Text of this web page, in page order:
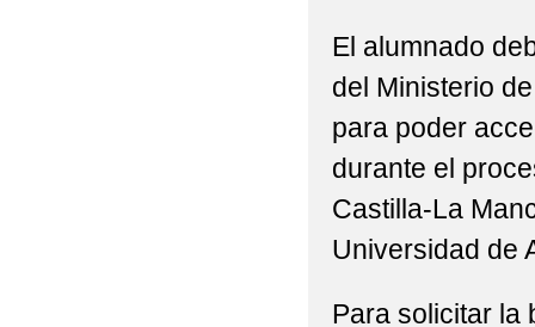
El alumnado
del Ministerio
para poder
durante el
Castilla-La
Universidad de
Para solicitar la